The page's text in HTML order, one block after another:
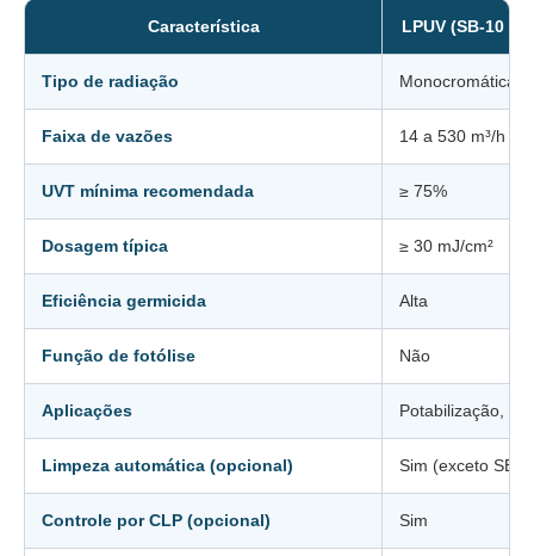
Característica LPUV (SB-10 /
Tipo de radiação Monocromática
Faixa de vazões 14 a 530 m³/h
UVT mínima recomendada ≥ 75%
Dosagem típica ≥ 30 mJ/cm²
Eficiência germicida Alta
Função de fotólise Não
Aplicações Potabilização,
Limpeza automática (opcional) Sim (exceto SB-
Controle por CLP (opcional) Sim